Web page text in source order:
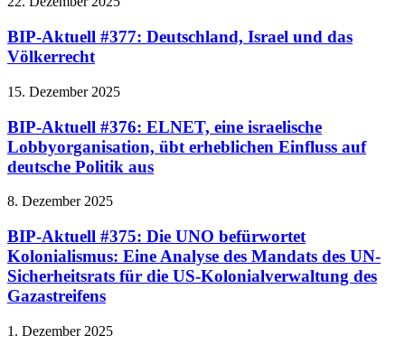
BIP-Aktuell #377: Deutschland, Israel und das
Völkerrecht
15. Dezember 2025
BIP-Aktuell #376: ELNET, eine israelische
Lobbyorganisation, übt erheblichen Einfluss auf
deutsche Politik aus
8. Dezember 2025
BIP-Aktuell #375: Die UNO befürwortet
Kolonialismus: Eine Analyse des Mandats des UN-
Sicherheitsrats für die US-Kolonialverwaltung des
Gazastreifens
1. Dezember 2025